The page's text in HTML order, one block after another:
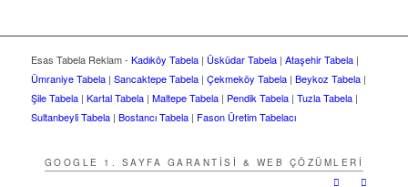
Esas Tabela Reklam - Kadıköy Tabela| Üsküdar Tabela| Ataşehir Tabela|
Ümraniye Tabela| Sancaktepe Tabela| Çekmeköy Tabela| Beykoz Tabela|
Şile Tabela| Kartal Tabela| Maltepe Tabela| Pendik Tabela| Tuzla Tabela|
Sultanbeyli Tabela| Bostancı Tabela| Fason Üretim Tabelacı
GOOGLE 1. SAYFA GARANTISI & WEB ÇÖZÜMLERI